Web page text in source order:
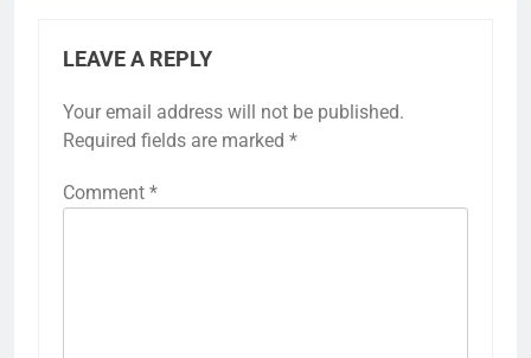
LEAVE A REPLY
Your email address will not be published.
Required fields are marked *
Comment *